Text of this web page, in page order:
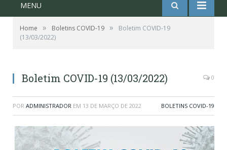
MENU
Home » Boletins COVID-19 »
Boletim COVID-19
(13/03/2022)
Boletim COVID-19 (13/03/2022) 0
POR ADMINISTRADOR EM 13 DE MARÇO DE 2022 BOLETINS COVID-19